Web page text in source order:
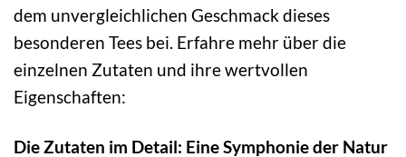
dem unvergleichlichen Geschmack dieses
besonderen Tees bei. Erfahre mehr über die
einzelnen Zutaten und ihre wertvollen
Eigenschaften:
Die Zutaten im Detail: Eine Symphonie der Natur